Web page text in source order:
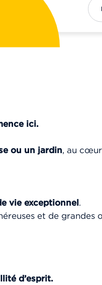
ici.
ou un jardin, au cœur
vie exceptionnel.
et de grandes
d’esprit.